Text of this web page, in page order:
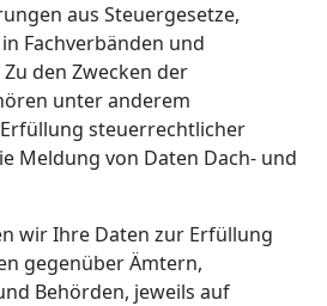
aus Steuergesetze,
Fachverbänden und
den Zwecken der
unter anderem
steuerrechtlicher
Meldung von Daten Dach- und
wir Ihre Daten zur Erfüllung
gegenüber Ämtern,
Behörden, jeweils auf